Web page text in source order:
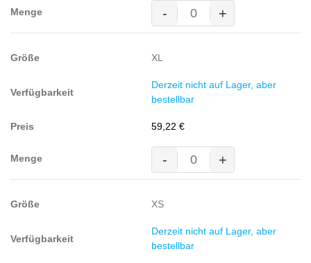
MASCOT® TULSA Arbeitsjacke,
DUNKELANTHRAZIT
Polyester/35%
260g/m²)
Menge
- +
XL
Derzeit nicht auf Lager, aber
bestellbar
59,22 €
MASCOT® TULSA Arbeitsjacke,
DUNKELANTHRAZIT
Polyester/35%
260g/m²)
Menge
- +
XS
Derzeit nicht auf Lager, aber
bestellbar